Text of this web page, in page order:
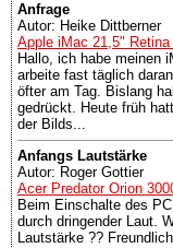
Anfrage
Autor: Heike Dittberner
Apple iMac 21,5"
Hallo, ich habe meinen
arbeite fast täglich
öfter am Tag. Bislang
gedrückt. Heute früh
der Bilds...
Anfangs Lautstärke
Autor: Roger Gottier
Acer Predator Orion
Beim Einschalte des
durch dringender Laut.
Lautstärke ??